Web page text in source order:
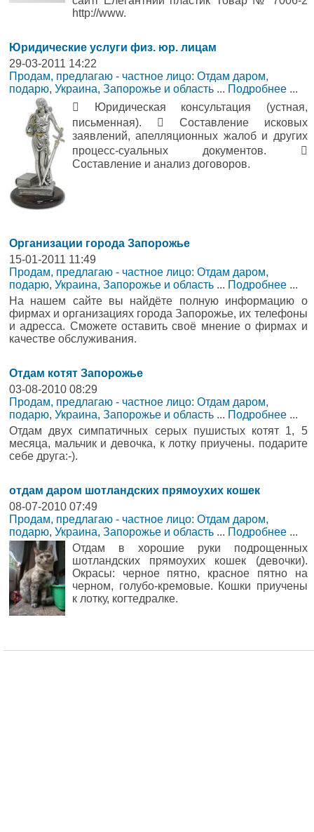
http://www.
Юридические услуги физ. юр. лицам
29-03-2011 14:22
Продам, предлагаю - частное лицо: Отдам даром,
подарю, Украина, Запорожье и область ... Подробнее ...
 Юридическая консультация (устная,
письменная).  Составление исковых
заявлений, апелляционных жалоб и других
процесс-суальных документов. 
Составление и анализ договоров.
Организации города Запорожье
15-01-2011 11:49
Продам, предлагаю - частное лицо: Отдам даром,
подарю, Украина, Запорожье и область ... Подробнее ...
На нашем сайте вы найдёте полную информацию о
фирмах и организациях города Запорожье, их телефоны
и адресса. Сможете оставить своё мнение о фирмах и
качестве обслуживания.
Отдам котят Запорожье
03-08-2010 08:29
Продам, предлагаю - частное лицо: Отдам даром,
подарю, Украина, Запорожье и область ... Подробнее ...
Отдам двух симпатичных серых пушистых котят 1, 5
месяца, мальчик и девочка, к лотку приучены. подарите
себе друга:-).
отдам даром шотландских прямоухих кошек
08-07-2010 07:49
Продам, предлагаю - частное лицо: Отдам даром,
подарю, Украина, Запорожье и область ... Подробнее ...
Отдам в хорошие руки подрощенных
шотландских прямоухих кошек (девочки).
Окрасы: черное пятно, красное пятно на
черном, голубо-кремовые. Кошки приучены
к лотку, когтедралке.